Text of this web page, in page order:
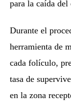
para la caída del
Durante el
herramienta de
cada folículo,
tasa de
en la zona